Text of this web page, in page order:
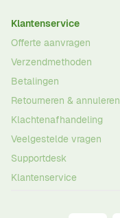
Klantenservice
Offerte aanvragen
Verzendmethoden
Betalingen
Retourneren & annuleren
Klachtenafhandeling
Veelgestelde vragen
Supportdesk
Klantenservice